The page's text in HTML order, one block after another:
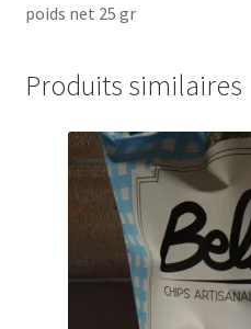
poids net 25 gr
Produits similaires